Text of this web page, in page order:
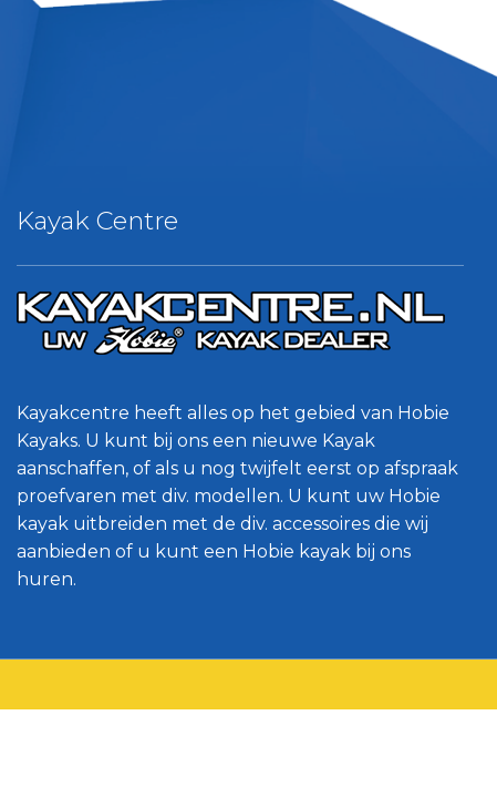
Kayak Centre
Kayakcentre heeft alles op het gebied van Hobie
Kayaks. U kunt bij ons een nieuwe Kayak
aanschaffen, of als u nog twijfelt eerst op afspraak
proefvaren met div. modellen. U kunt uw Hobie
kayak uitbreiden met de div. accessoires die wij
aanbieden of u kunt een Hobie kayak bij ons
huren.